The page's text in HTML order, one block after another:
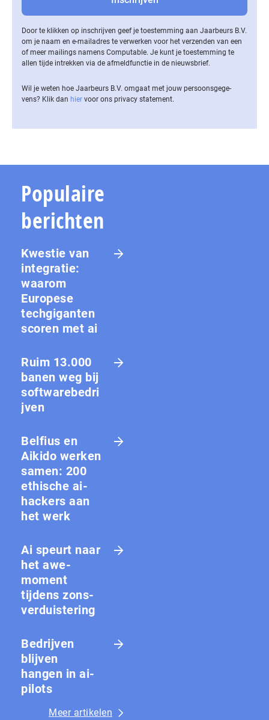
Door te klikken op inschrijven geef je toestemming aan Jaarbeurs B.V.
om je naam en e-mailadres te verwerken voor het verzenden van een
of meer mailings namens Computable. Je kunt je toestemming te
allen tijde intrekken via de af­meld­func­tie in de nieuwsbrief.
Wil je weten hoe Jaarbeurs B.V. omgaat met jouw per­soons­ge­ge­
vens? Klik dan hier voor ons privacy statement.
Populaire
berichten
Kwestie van
integratie:
waarom
Europese
techgiganten
scoren met ai
Ruim 13.000
banen weg bij
softwarebedri
jven
Belfius en
Aikido werken
samen: 200
ethische ai-
hackers aan
het werk
Ai speurt naar
het awe-
moment
tijdens zons­
ver­duis­te­ring
Bedrijven
blijven
hangen in ai-
pilots
Meer artikelen